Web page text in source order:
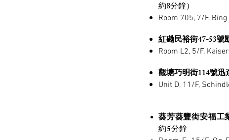
約8分鐘）
Room 705, 7/F,
紅磡民裕街47-53
Room L2, 5/F,
觀塘巧明街114號
Unit D, 11/F,
葵芳葵豐街安福工
約5分鐘